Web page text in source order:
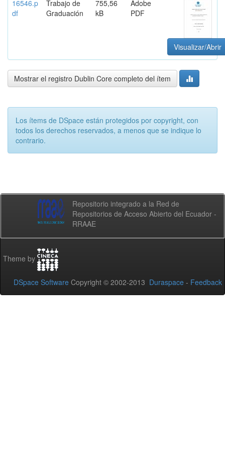
16546.p
df
Trabajo de
Graduación
755,56
kB
Adobe
PDF
Visualizar/Abrir
Mostrar el registro Dublin Core completo del ítem
Los ítems de DSpace están protegidos por copyright, con
todos los derechos reservados, a menos que se indique lo
contrario.
Repositorio integrado a la Red de
Repositorios de Acceso Abierto del Ecuador -
RRAAE
Theme by
DSpace Software Copyright © 2002-2013 Duraspace - Feedback